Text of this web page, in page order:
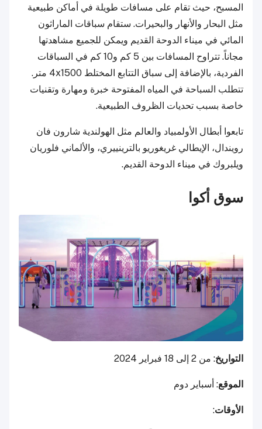
المسبح، حيث تقام على مسافات طويلة في أماكن طبيعية
مثل البحار والأنهار والبحيرات. ستقام سباقات الماراثون
المائي في ميناء الدوحة القديم ويمكن للجميع مشاهدتها
مجاناً. تتراوح المسافات بين 5 كم و10 كم في السباقات
الفردية، بالإضافة إلى سباق التتابع المختلط 4x1500 متر.
تتطلب السباحة في المياه المفتوحة خبرة ومهارة وتقنيات
خاصة بسبب تحديات الظروف الطبيعية.
تابعوا أبطال الأولمبياد والعالم مثل الهولندية شارون فان
رويندال، الإيطالي غريغوريو بالترينييري، والألماني فلوريان
ويلبروك في ميناء الدوحة القديم.
سوق أكوا
التواريخ: من 2 إلى 18 فبراير 2024
الموقع: أسباير دوم
الأوقات: